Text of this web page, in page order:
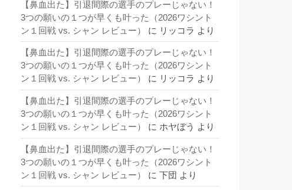
【鼻血出た】引退間際の選手のプレーじゃない！
3つの願いの１つが早くも叶った（2026ワシント
ン１回戦 vs. シャン レビュー）
に リッコラ より
【鼻血出た】引退間際の選手のプレーじゃない！
3つの願いの１つが早くも叶った（2026ワシント
ン１回戦 vs. シャン レビュー）
に リッコラ より
【鼻血出た】引退間際の選手のプレーじゃない！
3つの願いの１つが早くも叶った（2026ワシント
ン１回戦 vs. シャン レビュー）
に ホヤぼう より
【鼻血出た】引退間際の選手のプレーじゃない！
3つの願いの１つが早くも叶った（2026ワシント
ン１回戦 vs. シャン レビュー）
に 下団 より